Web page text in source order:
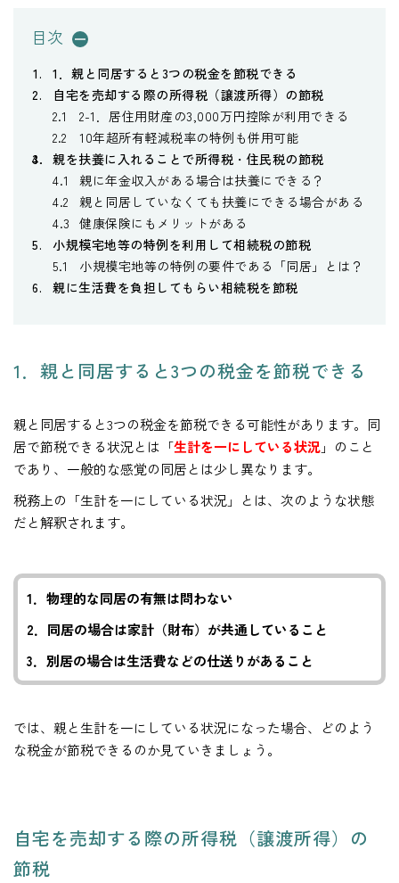
目次
1．親と同居すると3つの税金を節税できる
自宅を売却する際の所得税（譲渡所得）の節税
2-1．居住用財産の3,000万円控除が利用できる
10年超所有軽減税率の特例も併用可能
親を扶養に入れることで所得税・住民税の節税
親に年金収入がある場合は扶養にできる？
親と同居していなくても扶養にできる場合がある
健康保険にもメリットがある
小規模宅地等の特例を利用して相続税の節税
小規模宅地等の特例の要件である「同居」とは？
親に生活費を負担してもらい相続税を節税
1．親と同居すると3つの税金を節税できる
親と同居すると3つの税金を節税できる可能性があります。同
居で節税できる状況とは「生計を一にしている状況」のこと
であり、一般的な感覚の同居とは少し異なります。
税務上の「生計を一にしている状況」とは、次のような状態
だと解釈されます。
1．物理的な同居の有無は問わない
2．同居の場合は家計（財布）が共通していること
3．別居の場合は生活費などの仕送りがあること
では、親と生計を一にしている状況になった場合、どのよう
な税金が節税できるのか見ていきましょう。
自宅を売却する際の所得税（譲渡所得）の
節税